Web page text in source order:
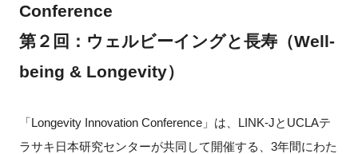
特別会員
施設・アクセス
イベントお知らせメール登録
Conference
第２回：ウェルビーイングと長寿（Well-
being & Longevity）
「Longevity Innovation Conference」は、LINK-JとUCLAテ
ラサキ日本研究センターが共同して開催する、3年間にわた